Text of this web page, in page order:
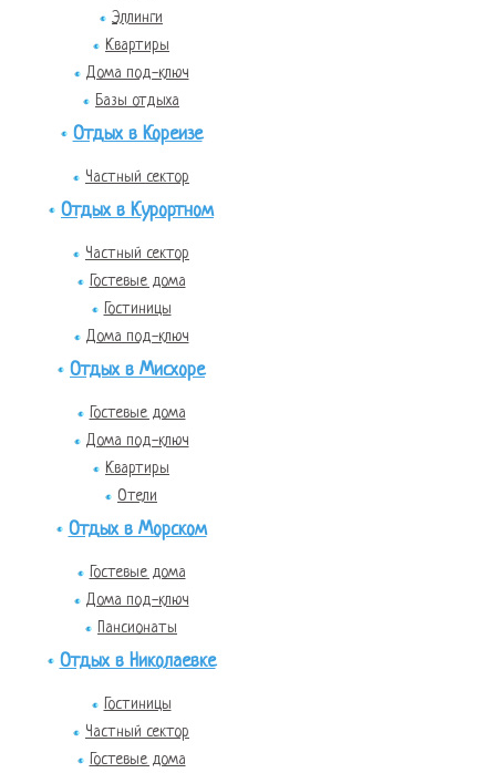
Эллинги
Квартиры
Дома под-ключ
Базы отдыха
Отдых в Кореизе
Частный сектор
Отдых в Курортном
Частный сектор
Гостевые дома
Гостиницы
Дома под-ключ
Отдых в Мисхоре
Гостевые дома
Дома под-ключ
Квартиры
Отели
Отдых в Морском
Гостевые дома
Дома под-ключ
Пансионаты
Отдых в Николаевке
Гостиницы
Частный сектор
Гостевые дома